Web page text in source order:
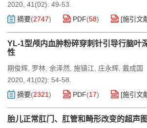
2020, 41(02): 49-53.
摘要(2747) PDF(58) [施引文
YL-1型颅内血肿粉碎穿刺针引导行脑叶
性
期俊辉, 罗林, 余泽然, 施镇江, 庄永辉, 戴成国
2020, 41(02): 54-58.
摘要(2321) PDF(17) [施引文
胎儿正常肛门、肛管和畸形改变的超声